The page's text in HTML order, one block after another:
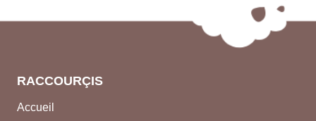
RACCOURÇIS
Accueil